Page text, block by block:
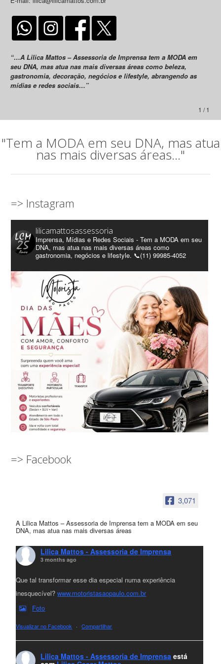
“…A Lilica Mattos – Assessoria de Imprensa tem a MODA em
seu DNA, mas atua nas mais diversas áreas como beleza,
gastronomia, decoração, negócios e lifestyle, abrangendo as
mídias e redes sociais…”
1 / 1
"Tem a MODA em seu DNA, mas atua
nas mais diversas áreas..."
=> Instagram
lilicamattosassessoria
Imprensa, Mídias e Redes Sociais - Tem a MODA em seu
DNA, mas atua nas mais diversas áreas como
gastronomia, negócios e lifestyle. 📞(11) 99985-4052
=> Facebook
3,071
A Lilica Mattos – Assessoria de Imprensa tem a MODA em seu
DNA, mas atua nas mais diversas áreas
Lilica Mattos - Assessoria de Imprensa
3 months ago
Que tal transformar esse dia especial numa experiência
inesquecível?www.motoristasaopaulo.com.br
Foto
Visualizar no Facebook · Compartilhar
Lilica Mattos - Assessoria de Imprensa está